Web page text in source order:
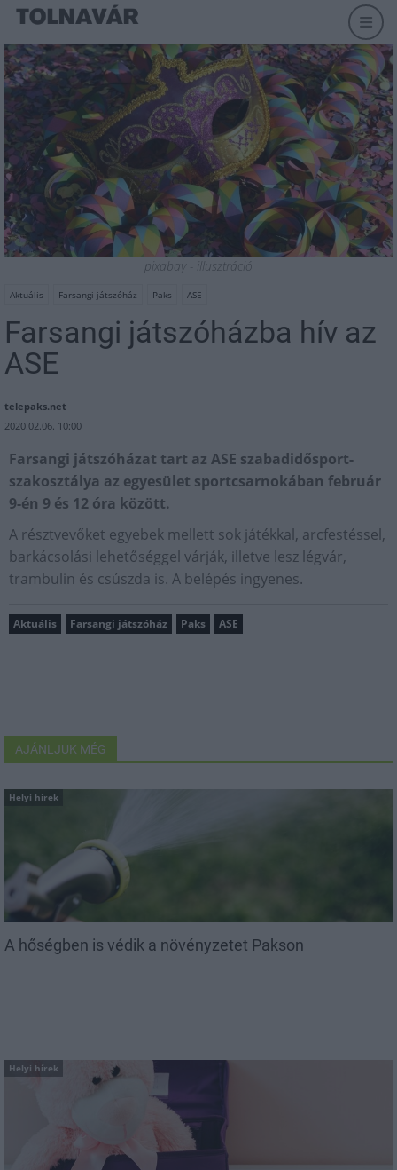
pixabay - illusztráció
Aktuális Farsangi játszóház Paks ASE
Farsangi játszóházba hív az
ASE
telepaks.net
2020.02.06. 10:00
Farsangi játszóházat tart az ASE szabadidősport-
szakosztálya az egyesület sportcsarnokában február
9-én 9 és 12 óra között.
A résztvevőket egyebek mellett sok játékkal, arcfestéssel,
barkácsolási lehetőséggel várják, illetve lesz légvár,
trambulin és csúszda is. A belépés ingyenes.
Aktuális Farsangi játszóház Paks ASE
AJÁNLJUK MÉG
Helyi hírek
A hőségben is védik a növényzetet Pakson
Helyi hírek